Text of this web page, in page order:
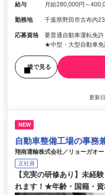
給与 月給280,000円～
勤務地 千葉県野田市古布内
応募資格
要普通自動車運転免
★中型・大型自動車免
後で見る
更新
NEW
自動車整備工場の事務
翔南運輸株式会社／リョーガオ
正社員
【充実の研修あり】未経
れます！★年齢・国籍・資